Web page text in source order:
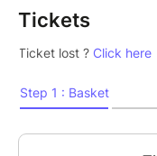
créer affiches et
cours, ... avec plaisir.
Attention, effet
Je m'appelle
climatique.
Tickets